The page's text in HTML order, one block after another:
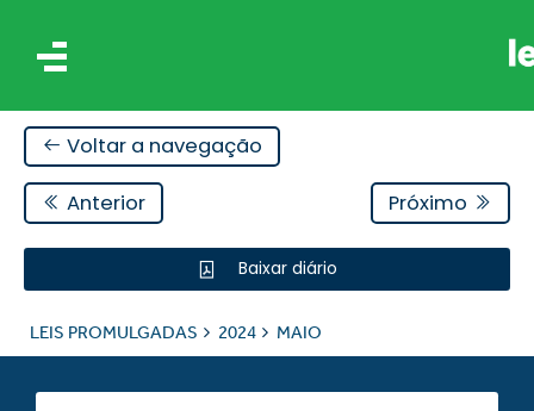
Voltar a navegação
Anterior Próximo
Baixar diário
LEIS PROMULGADAS 2024 MAIO